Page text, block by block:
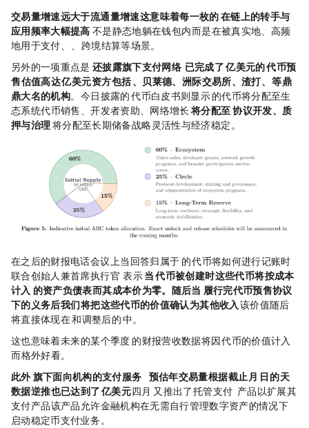
交易量增速远大于流通量增速，这意味着每一枚的 USDC 在链上的转手与
应用频率大幅提高 —— USDC 不是静态地躺在钱包内，而是在被真实地、高频
地用于支付、DeFi、跨境结算等场景。
另外的一项重点是， Circle 还披露旗下支付网络 Arc Network 已完成了 2.22 亿美元的 ARC 代币预
售，估值高达 30 亿美元，资方包括 a16z、贝莱德、洲际交易所、渣打、SBI 等鼎
鼎大名的机构。今日披露的 ARC 代币白皮书则显示，60% 的代币将分配至生
态系统（代币销售、开发者资助、网络增长）； 25% 将分配至 Circle（协议开发、质
押与治理）；15% 将分配至长期储备（战略灵活性与经济稳定）。
在之后的财报电话会议上，当回答归属于 Circle 的 ARK 代币将如何进行记账时，Circle
联合创始人兼首席执行官 Jeremy Allaire 表示：“当 ARC 代币被创建时，这些代币将按成本
计入 Circle 的资产负债表，而其成本价为零。随后当 Circle 履行完代币预售协议
下的义务后，我们将把这些代币的价值确认为‘其他收入’，该价值随后
将直接体现在 RLDC 和调整后的 EBITDA 中。”
这也意味着，未来的某个季度，Circle 的财报营收数据将因 ARK 代币的价值计入
而“格外好看”。
此外，Circle 旗下面向机构的支付服务 Circle Payments Network（CPN）预估年交易量（根据截止 3 月 31 日的 30 天
数据逆推）也已达到了 83 亿美元；四月 Circle 又推出了“托管支付”（Managed Payments）产品以扩展其
支付产品，该产品允许金融机构在无需自行管理数字资产的情况下
启动稳定币支付业务 。